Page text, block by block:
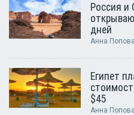
Россия и
дней
Анна Попова
Египет
$45
Анна Попова